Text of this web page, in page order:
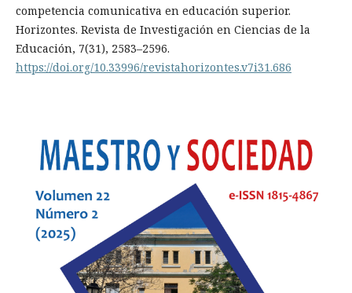
competencia comunicativa en educación superior.
Horizontes. Revista de Investigación en Ciencias de la
Educación, 7(31), 2583–2596.
https://doi.org/10.33996/revistahorizontes.v7i31.686